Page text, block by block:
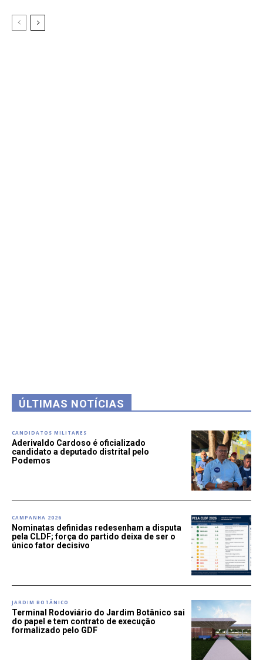
ÚLTIMAS NOTÍCIAS
CANDIDATOS MILITARES
Aderivaldo Cardoso é oficializado
candidato a deputado distrital pelo
Podemos
CAMPANHA 2026
Nominatas definidas redesenham a disputa
pela CLDF; força do partido deixa de ser o
único fator decisivo
JARDIM BOTÂNICO
Terminal Rodoviário do Jardim Botânico sai
do papel e tem contrato de execução
formalizado pelo GDF